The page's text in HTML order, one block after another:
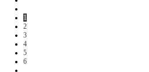
1
2
3
4
5
6